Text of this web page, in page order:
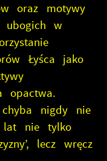
oraz motywy
ubogich w
Łyśca jako
opactwa.
nigdy nie
lat nie tylko
lecz wręcz